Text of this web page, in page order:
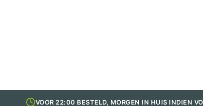
VOOR 22:00 BESTELD, MORGEN IN HUIS INDIEN